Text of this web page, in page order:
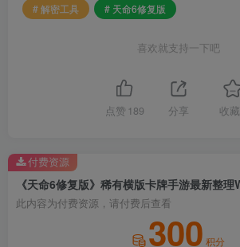
# 解密工具
# 天命6修复版
喜欢就支持一下吧
点赞 189 分享 收藏
此内容为付费资源，请付费后查看
300 积分
付费资源